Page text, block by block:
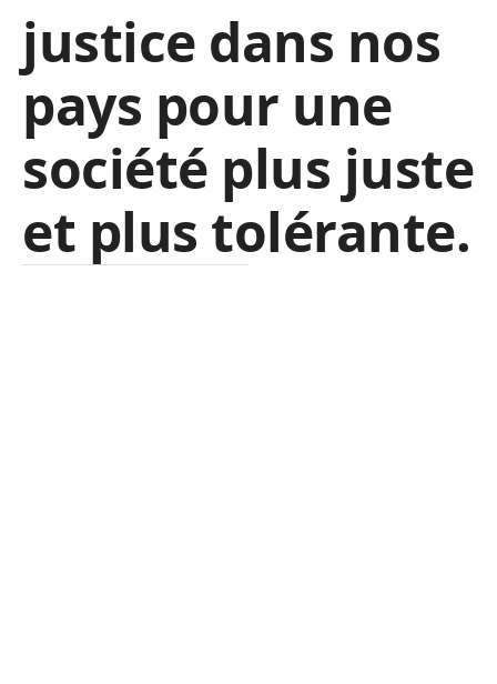
justice dans nos
pays pour une
société plus juste
et plus tolérante.